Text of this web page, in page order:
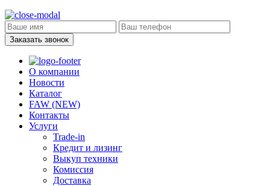
Заказать звонок
О компании
Новости
Каталог
FAW (NEW)
Контакты
Услуги
Trade-in
Кредит и лизинг
Выкуп техники
Комиссия
Доставка